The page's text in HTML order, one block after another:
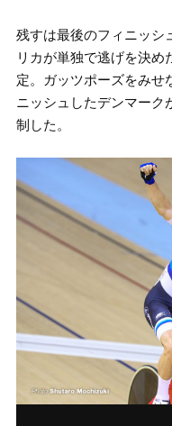
残すは最後のフィニッシ
リカが単独で逃げを決
定。ガッツポーズをみせ
ニッシュしたデンマーク
制した。